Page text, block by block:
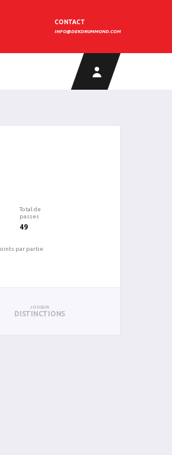
CONTACT
INFO@DEKDRUMMOND.COM
Total de
passes
49
par partie
JOUEUR
DISTINCTIONS